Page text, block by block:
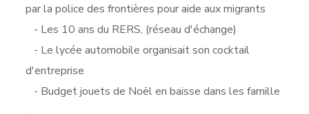
par la police des frontières pour aide aux migrants
- Les 10 ans du RERS, (réseau d'échange)
- Le lycée automobile organisait son cocktail
d'entreprise
- Budget jouets de Noël en baisse dans les famille